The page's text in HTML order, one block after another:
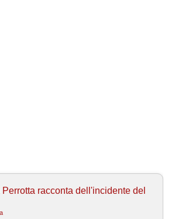
Perrotta racconta dell'incidente del